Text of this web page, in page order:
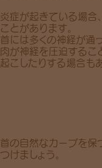
炎症が起きている場合
ことがあります。
首には多くの神経が通
肉が神経を圧迫するこ
起こしたりする場合も
首の自然なカーブを保
つけましょう。